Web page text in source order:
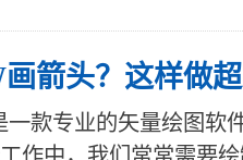
箭头？这样做
一款专业的矢量绘图软